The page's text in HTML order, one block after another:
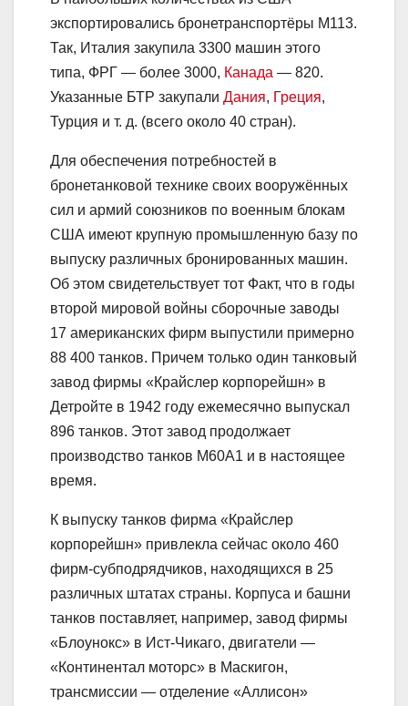
экспортировались бронетранспортёры M113.
Так, Италия закупила 3300 машин этого
типа, ФРГ — более 3000, Канада — 820.
Указанные БТР закупали Дания, Греция,
Турция и т. д. (всего около 40 стран).
Для обеспечения потребностей в
бронетанковой технике своих вооружённых
сил и армий союзников по военным блокам
США имеют крупную промышленную базу по
выпуску различных бронированных машин.
Об этом свидетельствует тот Факт, что в годы
второй мировой войны сборочные заводы
17 американских фирм выпустили примерно
88 400 танков. Причем только один танковый
завод фирмы «Крайслер корпорейшн» в
Детройте в 1942 году ежемесячно выпускал
896 танков. Этот завод продолжает
производство танков М60А1 и в настоящее
время.
К выпуску танков фирма «Крайслер
корпорейшн» привлекла сейчас около 460
фирм-субподрядчиков, находящихся в 25
различных штатах страны. Корпуса и башни
танков поставляет, например, завод фирмы
«Блоунокс» в Ист-Чикаго, двигатели —
«Континентал моторс» в Маскигон,
трансмиссии — отделение «Аллисон»